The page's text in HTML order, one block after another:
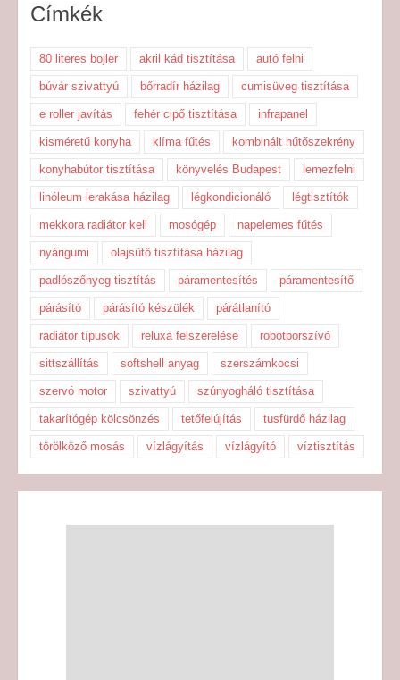
Címkék
80 literes bojler akril kád tisztítása autó felni
búvár szivattyú bőrradír házilag cumisüveg tisztítása
e roller javítás fehér cipő tisztítása infrapanel
kisméretű konyha klíma fűtés kombinált hűtőszekrény
konyhabútor tisztítása könyvelés Budapest lemezfelni
linóleum lerakása házilag légkondicionáló légtisztítók
mekkora radiátor kell mosógép napelemes fűtés
nyárigumi olajsütő tisztítása házilag
padlószőnyeg tisztítás páramentesítés páramentesítő
párásító párásító készülék párátlanító
radiátor típusok reluxa felszerelése robotporszívó
sittszállítás softshell anyag szerszámkocsi
szervó motor szivattyú szúnyogháló tisztítása
takarítógép kölcsönzés tetőfelújítás tusfürdő házilag
törölköző mosás vízlágyítás vízlágyító víztisztítás